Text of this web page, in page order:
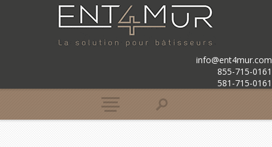
info@ent4mur.com
855-715-0161
581-715-0161